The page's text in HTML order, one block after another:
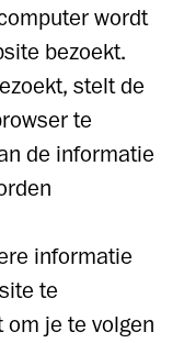
wordt
bezoekt.
stelt de
te
de informatie
informatie
te
je te volgen